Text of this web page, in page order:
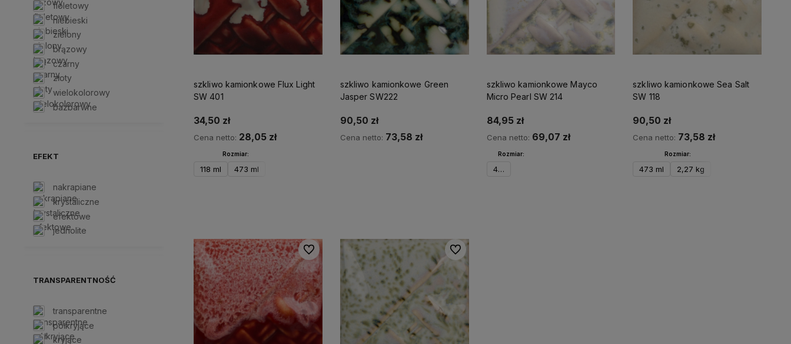
fioletowy
niebieski
zielony
brązowy
czarny
złoty
wielokolorowy
bazbarwne
EFEKT
nakrapiane
krystaliczne
efektowe
jednolite
TRANSPARENTNOŚĆ
transparentne
półkryjące
kryjące
szkliwo kamionkowe Flux Light
SW 401
34,50 zł
Cena netto: 28,05 zł
Rozmiar:
118 ml 473 ml
szkliwo kamionkowe Green
Jasper SW222
90,50 zł
Cena netto: 73,58 zł
szkliwo kamionkowe Mayco
Micro Pearl SW 214
84,95 zł
Cena netto: 69,07 zł
Rozmiar:
473 ml
szkliwo kamionkowe Sea Salt
SW 118
90,50 zł
Cena netto: 73,58 zł
Rozmiar:
473 ml 2,27 kg
Do ulubionych Do ulubionych